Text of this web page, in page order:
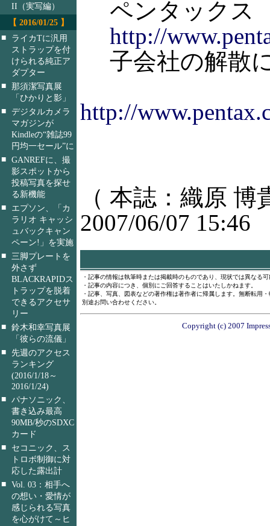
II（実写編）
【 2016/01/25 】
■
ライカTに汎用
ストラップを付
けられる純正ア
ダプター
■ 那須潔写真展
「ひかりと影」
■ デジタルカメラ
マガジンが
Kindleの“雑誌99
円均一セール”に
■ GANREFに、撮
影スポットから
投稿写真を探せ
る新機能
■
エプソン、「カ
ラリオ キャッシ
ュバックキャン
ペーン!」を実施
■ 三脚プレートを
外さず
BLACKRAPIDス
トラップを脱着
できるアクセサ
リー
■ 鈴木和幸写真展
「彼らの流儀」
■ 先週のアクセス
ランキング
(2016/1/18～
2016/1/24)
■ パナソニック、
書き込み最高
90MB/秒のSDXC
カード
■
セコニック、ス
トロボ制御に対
応した露出計
■ Vol. 03：相手へ
の想い・愛情が
感じられる写真
を心がけて～ヒ
ペンタックス
http://
子会社の解散
http://
（ 本誌：織原 博
2007/06/07 15:46
・記事の情報は執筆時または掲載時のものであり、現状では異なる
・記事の内容につき、個別にご回答することはいたしかねます。
・記事、写真、図表などの著作権は著作者に帰属します。無断転用
別途お問い合わせください。
Copyright (c) 2007